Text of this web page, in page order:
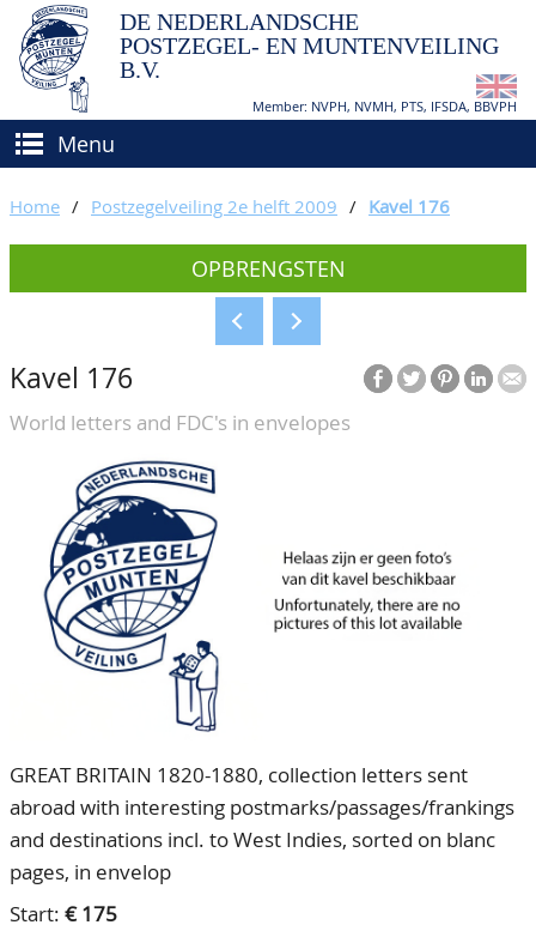
DE NEDERLANDSCHE
POSTZEGEL- EN MUNTENVEILING
B.V.
Member: NVPH, NVMH, PTS, IFSDA, BBVPH
Menu
(VER)KOPEN
Hoe verkopen?
Voorwaarden
BIEDEN
CATALOGI/OPBRENGSTEN
KEURINGSDIENST
AGENDA
OVER ONS
Ons Team
80 jarig bestaan
CONTACT
ACCOUNT
Home / Postzegelveiling 2e helft 2009 / Kavel 176
OPBRENGSTEN
Kavel 176
World letters and FDC's in envelopes
GREAT BRITAIN 1820-1880, collection letters sent
abroad with interesting postmarks/passages/frankings
and destinations incl. to West Indies, sorted on blanc
pages, in envelop
Start: € 175